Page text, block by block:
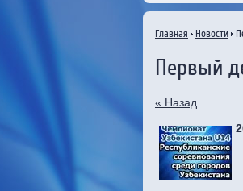
Главная Новости
Первый
« Назад